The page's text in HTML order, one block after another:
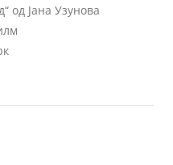
од Јана Узунова